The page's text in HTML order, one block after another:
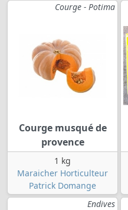
Courge - Potima
Courge musqué de
provence
1 kg
Maraicher Horticulteur
Patrick Domange
Endives